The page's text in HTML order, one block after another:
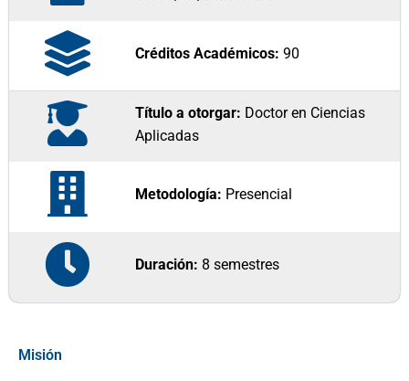
Créditos Académicos: 90
Título a otorgar: Doctor en Ciencias
Aplicadas
Metodología: Presencial
Duración: 8 semestres
Misión